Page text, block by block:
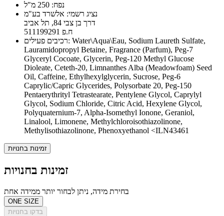
נפח: 250 מ"ל
נציג רשמי: אלשרד בע"מ
דרך בן צבי 84, תל אביב
ח.פ 511199291
רכיבים פעילים: Water\Aqua\Eau, Sodium Laureth Sulfate,
Lauramidopropyl Betaine, Fragrance (Parfum), Peg-7
Glyceryl Cocoate, Glycerin, Peg-120 Methyl Glucose
Dioleate, Ceteth-20, Limnanthes Alba (Meadowfoam) Seed
Oil, Caffeine, Ethylhexylglycerin, Sucrose, Peg-6
Caprylic/Capric Glycerides, Polysorbate 20, Peg-150
Pentaerythrityl Tetrastearate, Pentylene Glycol, Caprylyl
Glycol, Sodium Chloride, Citric Acid, Hexylene Glycol,
Polyquaternium-7, Alpha-Isomethyl Ionone, Geraniol,
Linalool, Limonene, Methylchloroisothiazolinone,
Methylisothiazolinone, Phenoxyethanol <ILN43461
זמינות בחנויות
זמינות בחנויות
בחירת מידה, ניתן לבחור יותר ממידה אחת
ONE SIZE
בדקו בחנויות